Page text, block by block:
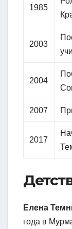
1985
2003
2004
2007
2017
Елена
года в